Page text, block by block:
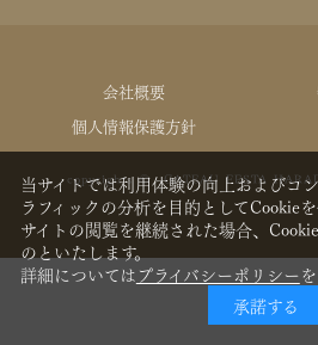
会社概要
個人情報保護方針
copyrights © GATEAU FESTA
当サイトでは利用体験の向上およびコ
ラフィックの分析を目的としてCookieを
サイトの閲覧を継続された場合、
のといたします。
詳細についてはプライバシーポリシー
承諾する